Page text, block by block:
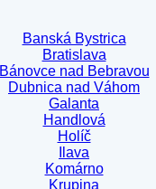
Banská Bystrica
Bratislava
Bánovce nad Bebravou
Dubnica nad Váhom
Galanta
Handlová
Holíč
Ilava
Komárno
Krupina